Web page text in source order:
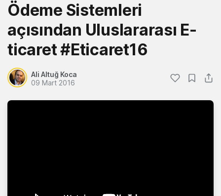
Ödeme Sistemleri
açısından Uluslararası E-
ticaret #Eticaret16
Ali Altuğ Koca
09 Mart 2016